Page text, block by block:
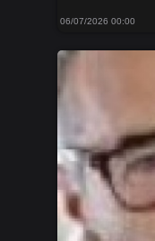
06/07/2026 00:00